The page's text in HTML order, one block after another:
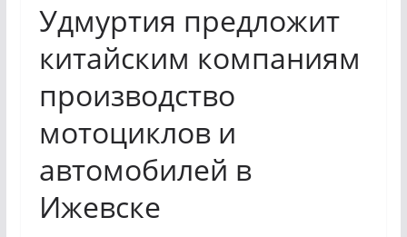
Удмуртия предложит
китайским компаниям
производство
мотоциклов и
автомобилей в
Ижевске